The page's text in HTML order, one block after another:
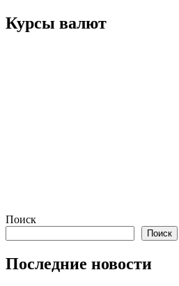
Курсы валют
Поиск
Поиск
Последние новости